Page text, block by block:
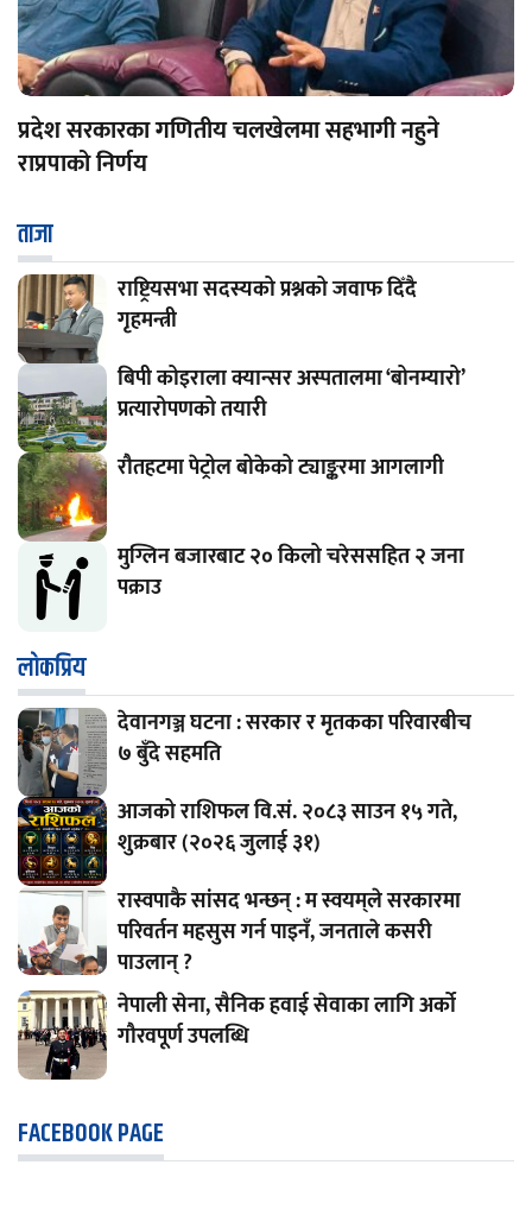
प्रदेश सरकारका गणितीय चलखेलमा सहभागी नहुने
राप्रपाको निर्णय
ताजा
राष्ट्रियसभा सदस्यको प्रश्नको जवाफ दिँदै
गृहमन्त्री
बिपी कोइराला क्यान्सर अस्पतालमा ‘बोनम्यारो’
प्रत्यारोपणको तयारी
रौतहटमा पेट्रोल बोकेको ट्याङ्करमा आगलागी
मुग्लिन बजारबाट २० किलो चरेससहित २ जना
पक्राउ
लाेकप्रिय
देवानगञ्ज घटना : सरकार र मृतकका परिवारबीच
७ बुँदे सहमति
आजको राशिफल वि.सं. २०८३ साउन १५ गते,
शुक्रबार (२०२६ जुलाई ३१)
रास्वपाकै सांसद भन्छन् : म स्वयम्‌ले सरकारमा
परिवर्तन महसुस गर्न पाइनँ, जनताले कसरी
पाउलान् ?
नेपाली सेना, सैनिक हवाई सेवाका लागि अर्को
गौरवपूर्ण उपलब्धि
FACEBOOK PAGE